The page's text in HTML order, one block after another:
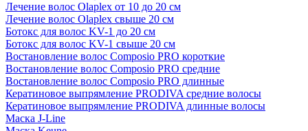
Лечение волос Olapleх от 10 до 20 см
Лечение волос Olapleх свыше 20 см
Ботокс для волос KV-1 до 20 см
Ботокс для волос KV-1 свыше 20 см
Востановление волос Composio PRO короткие
Востановление волос Composio PRO средние
Востановление волос Composio PRO длинные
Кератиновое выпрямление PRODIVA средние волосы
Кератиновое выпрямление PRODIVA длинные волосы
Маска J-Line